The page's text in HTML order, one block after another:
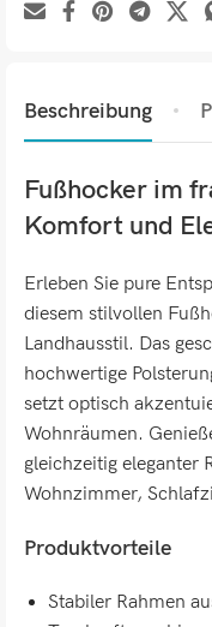
Beschreibung
Fußhocker im
Komfort und
Erleben Sie pure
diesem stilvollen
Landhausstil. Das
hochwertige
setzt optisch
Wohnräumen.
gleichzeitig eleganter
Wohnzimmer,
Produktvorteile
Stabiler Rahmen